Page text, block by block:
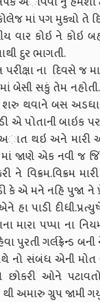
પગ મુક્યો તે દિવસ
વાર કોઇ ને કોઇ
દુર ભાગતી.
દિવસે જ મારા
બેસી સકું તેમ
થવાને બસ અડધા
એ પોતાની બાઇક
થઇ અને મારી
જાણે એક નવી જ
ને વિક્રમ.વિક્રમ
કે એ મને નહિ પુજા
હા પાડી
પપ્પા ના
પુરતી ગર્લફ્રેન્ડ
નો સંબંધ એની
છોકરી ઓને
અમારુ ગ્રુપ જામી